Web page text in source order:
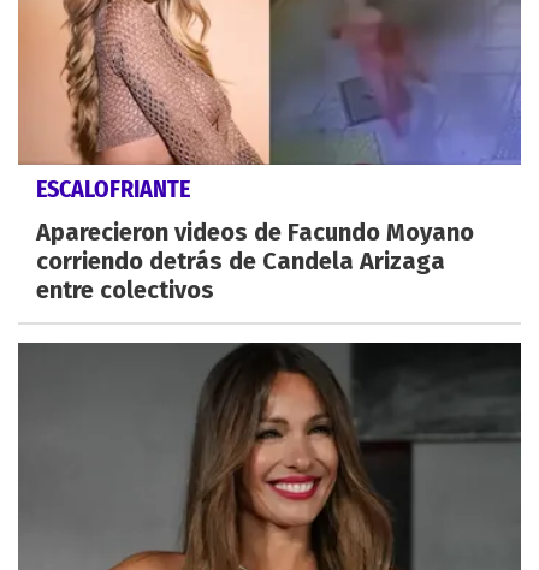
ESCALOFRIANTE
Aparecieron videos de Facundo Moyano
corriendo detrás de Candela Arizaga
entre colectivos